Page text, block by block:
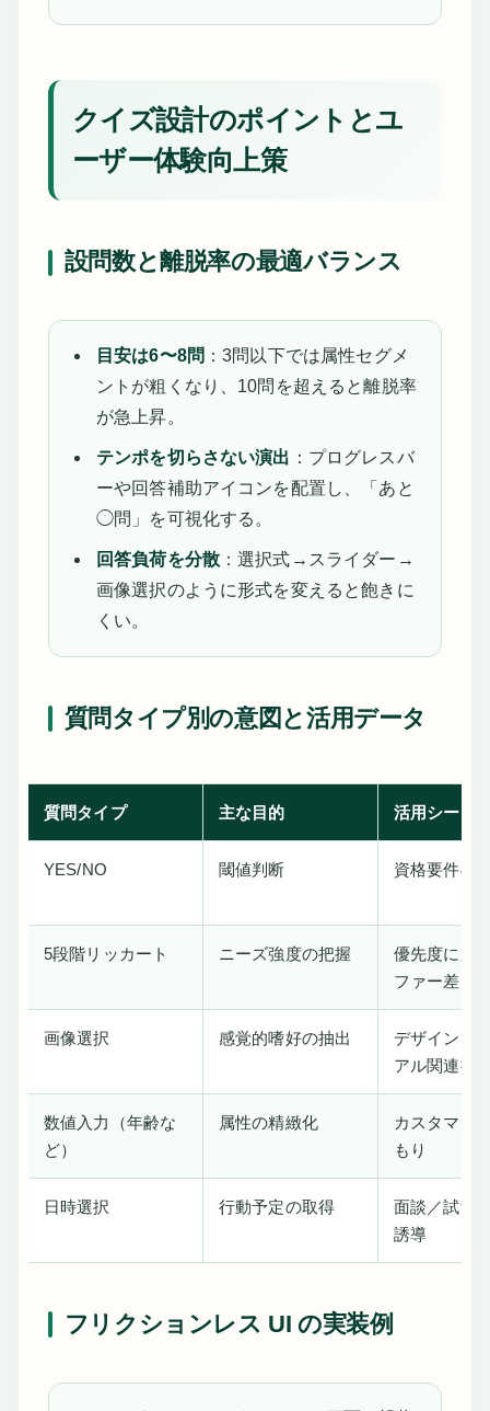
クイズ設計のポイントとユ
ーザー体験向上策
設問数と離脱率の最適バランス
目安は6〜8問 ：3問以下では属性セグメ
ントが粗くなり、10問を超えると離脱率
が急上昇。
テンポを切らさない演出 ：プログレスバ
ーや回答補助アイコンを配置し、「あと
◯問」を可視化する。
回答負荷を分散 ：選択式→スライダー→
画像選択のように形式を変えると飽きに
くい。
質問タイプ別の意図と活用データ
質問タイプ 主な目的 活用シーン
YES/NO 閾値判断 資格要件の
5段階リッカート ニーズ強度の把握
優先度に応
ファー差し
画像選択 感覚的嗜好の抽出
デザイン・
アル関連提
数値入力（年齢な
ど）
属性の精緻化
カスタマイ
もり
日時選択 行動予定の取得
面談／試飲
誘導
フリクションレス UI の実装例